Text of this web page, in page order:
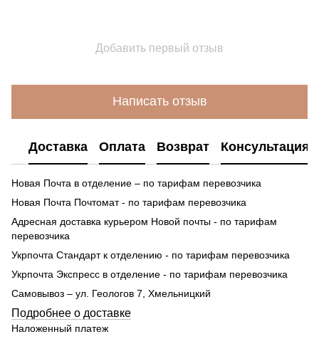
Добавить первый отзыв
Написать отзыв
Доставка Оплата Возврат Консультация
Новая Почта в отделение – по тарифам перевозчика
Новая Почта Почтомат - по тарифам перевозчика
Адресная доставка курьером Новой почты - по тарифам
перевозчика
Укрпочта Стандарт к отделению - по тарифам перевозчика
Укрпочта Экспресс в отделение - по тарифам перевозчика
Самовывоз – ул. Геологов 7, Хмельницкий
Подробнее о доставке
Наложенный платеж